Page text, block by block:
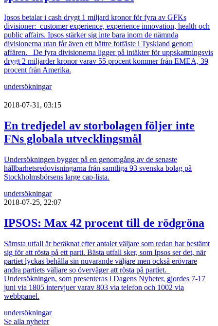
Ipsos betalar i cash drygt 1 miljard kronor för fyra av GFKs
divisioner: customer experience, experience innovation, health och
public affairs. Ipsos stärker sig inte bara inom de nämnda
divisionerna utan får även ett bättre fotfäste i Tyskland genom
affären. De fyra divisionerna ligger på intäkter för uppskattningsvis
drygt 2 miljarder kronor varav 55 procent kommer från EMEA, 39
procent från Amerika.
undersökningar
2018-07-31, 03:15
En tredjedel av storbolagen följer inte
FNs globala utvecklingsmål
Undersökningen bygger på en genomgång av de senaste
hållbarhetsredovisningarna från samtliga 93 svenska bolag på
Stockholmsbörsens large cap-lista.
undersökningar
2018-07-25, 22:07
IPSOS: Max 42 procent till de rödgröna
Sämsta utfall är beräknat efter antalet väljare som redan har bestämt
sig för att rösta på ett parti. Bästa utfall sker, som Ipsos ser det, när
partiet lyckas behålla sin nuvarande väljare men också erövrare
andra partiets väljare so överväger att rösta på partiet.
Undersökningen, som presenteras i Dagens Nyheter, gjordes 7-17
juni via 1805 intervjuer varav 803 via telefon och 1002 via
webbpanel.
undersökningar
Se alla nyheter